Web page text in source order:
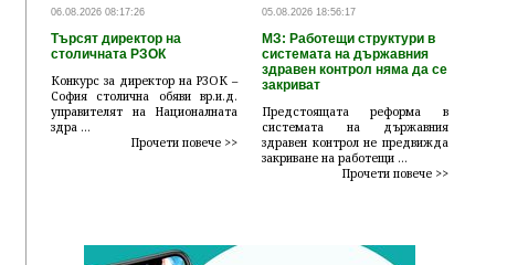
06.08.2026 08:17:26
Търсят директор на
столичната РЗОК
Конкурс за директор на РЗОК –
София столична обяви вр.и.д.
управителят на Националната
здра ...
Прочети повече >>
05.08.2026 18:56:17
МЗ: Работещи структури в
системата на държавния
здравен контрол няма да се
закриват
Предстоящата реформа в
системата на държавния
здравен контрол не предвижда
закриване на работещи ...
Прочети повече >>